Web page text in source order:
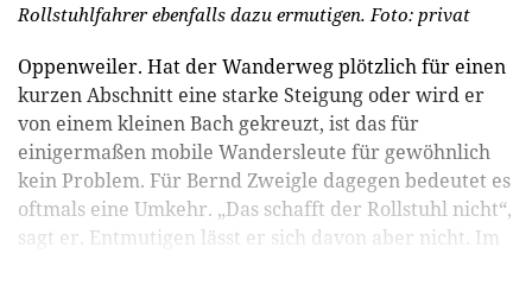
Rollstuhlfahrer ebenfalls dazu ermutigen. Foto: privat
Oppenweiler. Hat der Wanderweg plötzlich für einen
kurzen Abschnitt eine starke Steigung oder wird er
von einem kleinen Bach gekreuzt, ist das für
einigermaßen mobile Wandersleute für gewöhnlich
kein Problem. Für Bernd Zweigle dagegen bedeutet es
oftmals eine Umkehr. „Das schafft der Rollstuhl nicht“,
sagt er. Entmutigen lässt er sich davon aber nicht. Im